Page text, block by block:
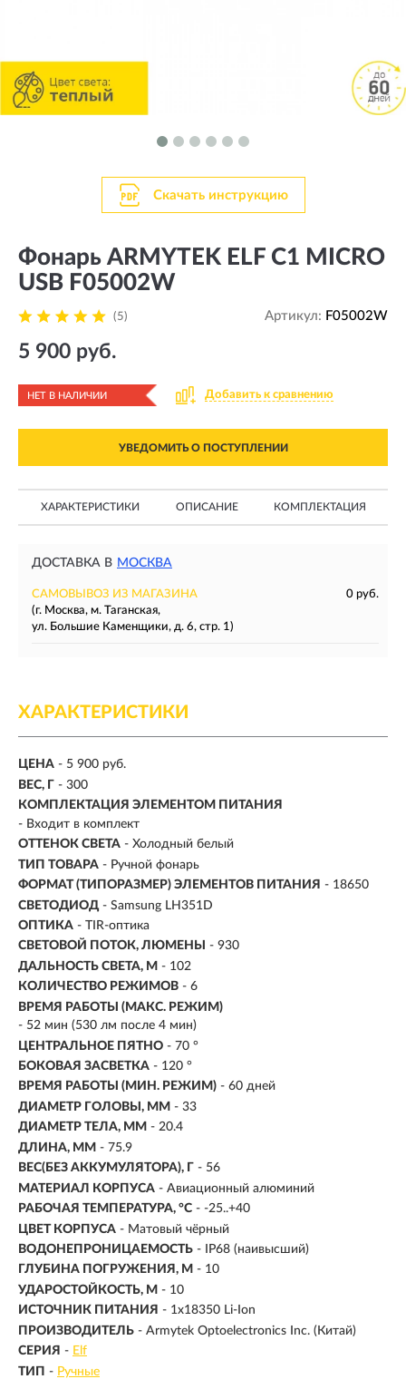
Скачать инструкцию
Фонарь ARMYTEK ELF C1 MICRO
USB F05002W
(5) Артикул: F05002W
5 900 руб.
НЕТ В НАЛИЧИИ Добавить к сравнению
УВЕДОМИТЬ О ПОСТУПЛЕНИИ
ХАРАКТЕРИСТИКИ ОПИСАНИЕ КОМПЛЕКТАЦИЯ
ДОСТАВКА В МОСКВА
САМОВЫВОЗ ИЗ МАГАЗИНА
0 руб.
(г. Москва, м. Таганская,
ул. Большие Каменщики, д. 6, стр. 1)
ХАРАКТЕРИСТИКИ
ЦЕНА - 5 900 руб.
ВЕС, Г - 300
КОМПЛЕКТАЦИЯ ЭЛЕМЕНТОМ ПИТАНИЯ
- Входит в комплект
ОТТЕНОК СВЕТА - Холодный белый
ТИП ТОВАРА - Ручной фонарь
ФОРМАТ (ТИПОРАЗМЕР) ЭЛЕМЕНТОВ ПИТАНИЯ - 18650
СВЕТОДИОД - Samsung LH351D
ОПТИКА - TIR-оптика
СВЕТОВОЙ ПОТОК, ЛЮМЕНЫ
- 930
ДАЛЬНОСТЬ СВЕТА, М - 102
КОЛИЧЕСТВО РЕЖИМОВ - 6
ВРЕМЯ РАБОТЫ (МАКС. РЕЖИМ)
- 52 мин (530 лм после 4 мин)
ЦЕНТРАЛЬНОЕ ПЯТНО - 70 °
БОКОВАЯ ЗАСВЕТКА - 120 °
ВРЕМЯ РАБОТЫ (МИН. РЕЖИМ) - 60 дней
ДИАМЕТР ГОЛОВЫ, ММ - 33
ДИАМЕТР ТЕЛА, ММ - 20.4
ДЛИНА, ММ - 75.9
ВЕС(БЕЗ АККУМУЛЯТОРА), Г - 56
МАТЕРИАЛ КОРПУСА - Авиационный алюминий
РАБОЧАЯ ТЕМПЕРАТУРА, °C - -25..+40
ЦВЕТ КОРПУСА - Матовый чёрный
ВОДОНЕПРОНИЦАЕМОСТЬ - IP68 (наивысший)
ГЛУБИНА ПОГРУЖЕНИЯ, М - 10
УДАРОСТОЙКОСТЬ, М - 10
ИСТОЧНИК ПИТАНИЯ - 1x18350 Li-Ion
ПРОИЗВОДИТЕЛЬ - Armytek Optoelectronics Inc. (Китай)
СЕРИЯ - Elf
ТИП - Ручные